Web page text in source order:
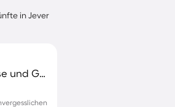
in Jever
Geräumiges Ferienhaus mit Garten, Terrasse und Grill | Haustierfreundlich